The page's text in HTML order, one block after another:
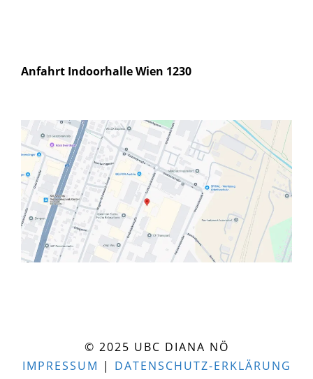
Anfahrt Indoorhalle Wien 1230
© 2025 UBC DIANA NÖ
IMPRESSUM | DATENSCHUTZ-ERKLÄRUNG